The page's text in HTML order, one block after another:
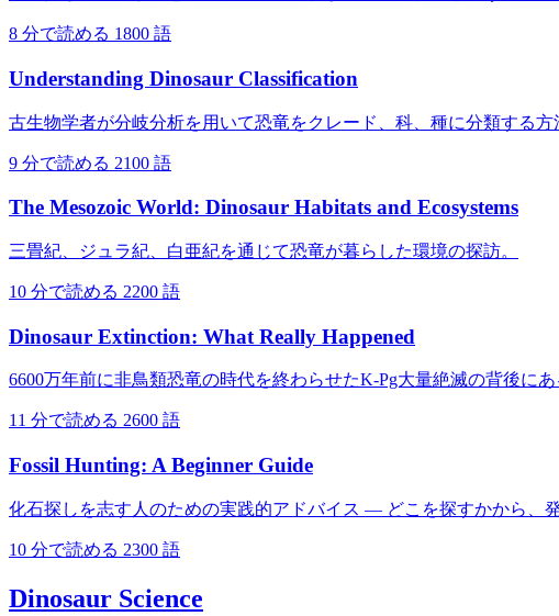
8 分で読める 1800 語
Understanding Dinosaur Classification
古生物学者が分岐分析を用いて恐竜をクレード、科、種に分類する方
9 分で読める 2100 語
The Mesozoic World: Dinosaur Habitats and Ecosystems
三畳紀、ジュラ紀、白亜紀を通じて恐竜が暮らした環境の探訪。
10 分で読める 2200 語
Dinosaur Extinction: What Really Happened
6600万年前に非鳥類恐竜の時代を終わらせたK-Pg大量絶滅の背後にあ
11 分で読める 2600 語
Fossil Hunting: A Beginner Guide
化石探しを志す人のための実践的アドバイス — どこを探すかから、
10 分で読める 2300 語
Dinosaur Science